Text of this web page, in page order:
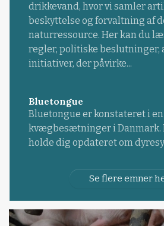
drikkevand, hvor vi samler
beskyttelse og forvaltning af
naturressource. Her kan du
regler, politiske beslutninger,
initiativer, der påvirke...
Bluetongue
Bluetongue er konstateret i
kvægbesætninger i Danmark.
holde dig opdateret om
Se flere emner